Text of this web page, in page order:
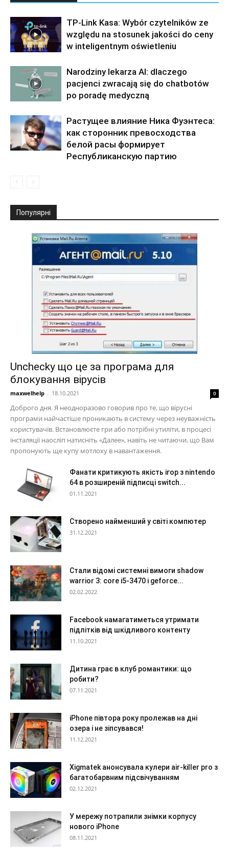
TP-Link Kasa: Wybór czytelników ze
względu na stosunek jakości do ceny
w inteligentnym oświetleniu
Narodziny lekarza AI: dlaczego
pacjenci zwracają się do chatbotów
po poradę medyczną
Растущее влияние Ника Фуэнтеса:
как сторонник превосходства
белой расы формирует
Республиканскую партию
Популярні
Unchecky що це за програма для
блокування вірусів
maxwelhelp - 18.10.2021 0
Доброго дня. Я неодноразово говорив про те, що вірусні
програми найчастіше проникають в систему через неуважність
користувачів. Встановлюєте гри або потрібні утиліти, в процесі
інсталяції наосліп натисніть «Далее», навіть не читаючи, що Вам
пропонують ще купу мотлоху в навантаження.
Фанати критикують якість ігор з nintendo
64 в розширеній підписці switch...
01.11.2021
Створено найменший у світі компютер
31.12.2021
Стали відомі системні вимоги shadow
warrior 3: core i5-3470 і geforce...
02.02.2022
Facebook намагатиметься утримати
підлітків від шкідливого контенту
11.10.2021
Дитина грає в клуб романтики: що
робити?
07.11.2021
iPhone півтора року пролежав на дні
озера і не зіпсувався!
11.12.2021
Xigmatek анонсувала кулери air-killer pro з
багатобарвним підсвічуванням
02.12.2021
У мережу потрапили знімки корпусу
нового iPhone
08.11.2021